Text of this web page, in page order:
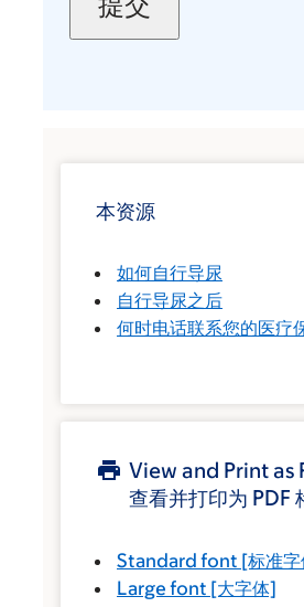
本资源
如何自行导尿
自行导尿之后
何时电话联系您的医疗
View and Print as
查看并打印为 PDF
Standard font [标准
Large font [大字体]